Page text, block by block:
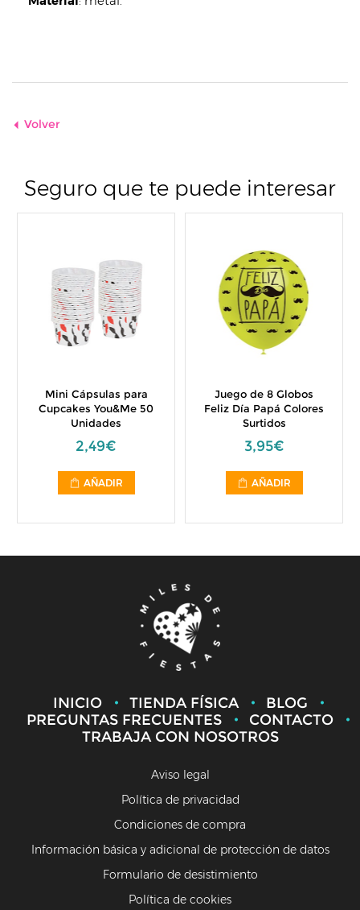
Volver
Seguro que te puede interesar
Mini Cápsulas para
Cupcakes You&Me 50
Unidades
2,49€
AÑADIR
Juego de 8 Globos
Feliz Día Papá Colores
Surtidos
3,95€
AÑADIR
INICIO TIENDA FÍSICA
BLOG
PREGUNTAS FRECUENTES
CONTACTO
TRABAJA CON NOSOTROS
Aviso legal
Política de privacidad
Condiciones de compra
Información básica y adicional de protección de datos
Formulario de desistimiento
Política de cookies